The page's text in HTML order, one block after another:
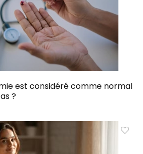
est considéré comme normal
?